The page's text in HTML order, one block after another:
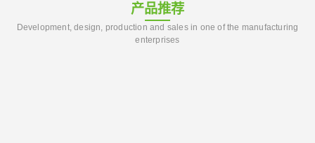
产品推荐
Development, design, production and sales in one of the manufacturing
enterprises